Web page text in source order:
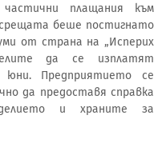
плащания към
беше постигнато
от страна на „Исперих
да се изплатят
Предприятието се
да предоставя справка
и храните за